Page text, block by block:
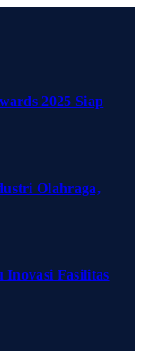
2025 Siap
Olahraga,
Inovasi Fasilitas